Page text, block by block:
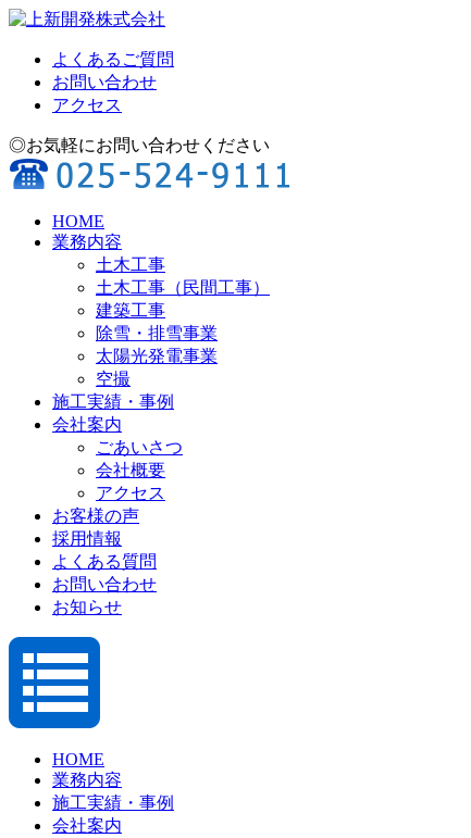
よくあるご質問
お問い合わせ
アクセス
◎お気軽にお問い合わせください
HOME
業務内容
土木工事
土木工事（民間工事）
建築工事
除雪・排雪事業
太陽光発電事業
空撮
施工実績・事例
会社案内
ごあいさつ
会社概要
アクセス
お客様の声
採用情報
よくある質問
お問い合わせ
お知らせ
HOME
業務内容
施工実績・事例
会社案内